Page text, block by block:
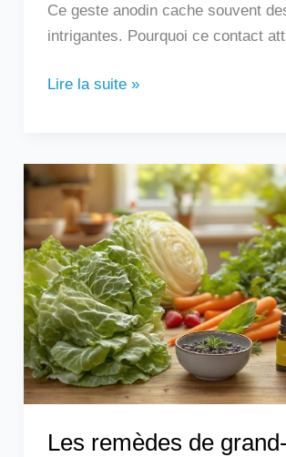
Ce geste anodin cache souvent
intrigantes. Pourquoi ce contact
Lire la suite »
Les remèdes de
Les
remèdes
de
grand-
mère
contre
les
douleurs
articulaires